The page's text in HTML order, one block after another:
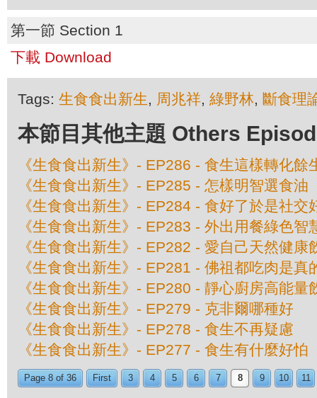
第一節 Section 1
下載 Download
Tags: 生食食出新生, 周兆祥, 綠野林, 斷食理
本節目其他主題 Others
《生食食出新生》- EP286 - 食生這樣轉化餘
《生食食出新生》- EP285 - 怎樣明智選食油
《生食食出新生》- EP284 - 食好了於是社交
《生食食出新生》- EP283 - 外出用餐綠色智
《生食食出新生》- EP282 - 愛自己天然健康
《生食食出新生》- EP281 - 佛祖都吃肉是真
《生食食出新生》- EP280 - 靜心廚房高能量
《生食食出新生》- EP279 - 克非爾哪種好
《生食食出新生》- EP278 - 食生不再疑慮
《生食食出新生》- EP277 - 食生有什麼好怕
Page 8 of 36 First 3 4 5 6 7 8 9 10 11